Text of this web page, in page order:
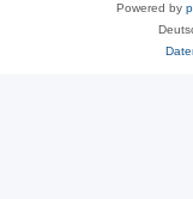
Powered by